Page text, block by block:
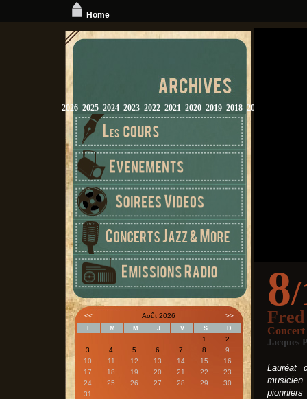
2026 2025 2024 2023 2022 2021 2020 2019 2018 2017
<< Août 2026 >>
L M M J V S D
1
2
3
4 5 6 7 8
9
10
11 12 13 14 15
16
17
18 19 20 21 22
23
24
25 26 27 28 29
30
31
8/
Jacques
Lauréat
Home